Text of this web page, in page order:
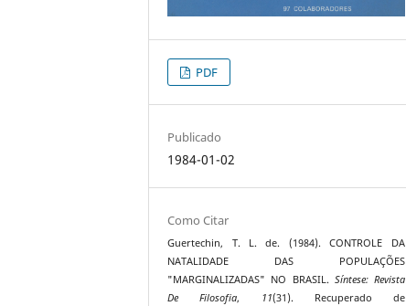
PDF
Publicado
1984-01-02
Como Citar
Guertechin, T. L. de. (1984). CONTROLE DA
NATALIDADE DAS POPULAÇÕES
"MARGINALIZADAS" NO BRASIL. Síntese: Revista
De Filosofia, 11(31). Recuperado de